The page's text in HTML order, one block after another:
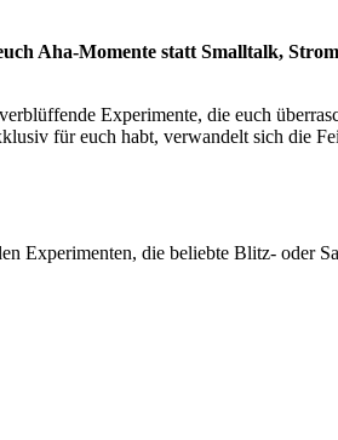
Aha-Momente statt Smalltalk,
Experimente, die euch
für euch habt, verwandelt sich die
Experimenten, die beliebte Blitz- oder